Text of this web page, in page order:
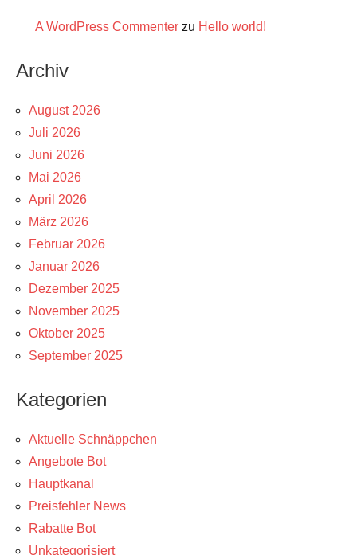
A WordPress Commenter zu Hello world!
Archiv
August 2026
Juli 2026
Juni 2026
Mai 2026
April 2026
März 2026
Februar 2026
Januar 2026
Dezember 2025
November 2025
Oktober 2025
September 2025
Kategorien
Aktuelle Schnäppchen
Angebote Bot
Hauptkanal
Preisfehler News
Rabatte Bot
Unkategorisiert